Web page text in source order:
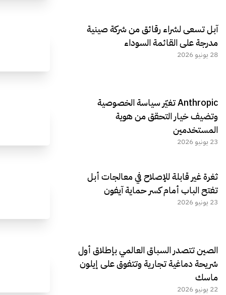
آبل تسعى لشراء رقائق من شركة صينية
مدرجة على القائمة السوداء
28 يونيو 2026
Anthropic تغيّر سياسة الخصوصية
وتضيف خيار التحقق من هوية
المستخدمين
23 يونيو 2026
ثغرة غير قابلة للإصلاح في معالجات أبل
تفتح الباب أمام كسر حماية آيفون
23 يونيو 2026
الصين تتصدر السباق العالمي بإطلاق أول
شريحة دماغية تجارية وتتفوق على إيلون
ماسك
22 يونيو 2026